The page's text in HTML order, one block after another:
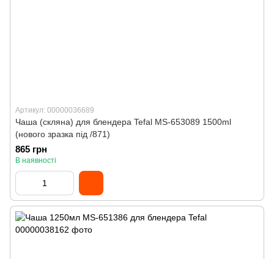
Артикул: 00000036689
Чаша (скляна) для блендера Tefal MS-653089 1500ml
(нового зразка під /871)
865 грн
В наявності